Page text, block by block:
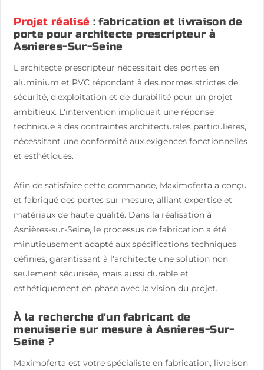
Projet réalisé : fabrication et livraison de
porte pour architecte prescripteur à
Asnieres-Sur-Seine
L'architecte prescripteur nécessitait des portes en
aluminium et PVC répondant à des normes strictes de
sécurité, d'exploitation et de durabilité pour un projet
ambitieux. L'intervention impliquait une réponse
technique à des contraintes architecturales particulières,
nécessitant une conformité aux exigences fonctionnelles
et esthétiques.
Afin de satisfaire cette commande, Maximoferta a conçu
et fabriqué des portes sur mesure, alliant expertise et
matériaux de haute qualité. Dans la réalisation à
Asnières-sur-Seine, le processus de fabrication a été
minutieusement adapté aux spécifications techniques
définies, garantissant à l'architecte une solution non
seulement sécurisée, mais aussi durable et
esthétiquement en phase avec la vision du projet.
À la recherche d'un fabricant de
menuiserie sur mesure à Asnieres-Sur-
Seine ?
Maximoferta est votre spécialiste en fabrication, livraison